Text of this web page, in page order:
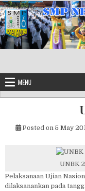
Skip to content
MENU
Posted on 5 May
UNBK
Pelaksanaan Ujian
dilaksanankan pada